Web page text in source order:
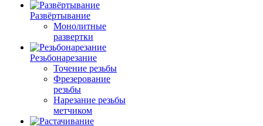
Развёртывание
Монолитные
развертки
Резьбонарезание
Точение резьбы
Фрезерование
резьбы
Нарезание резьбы
метчиком